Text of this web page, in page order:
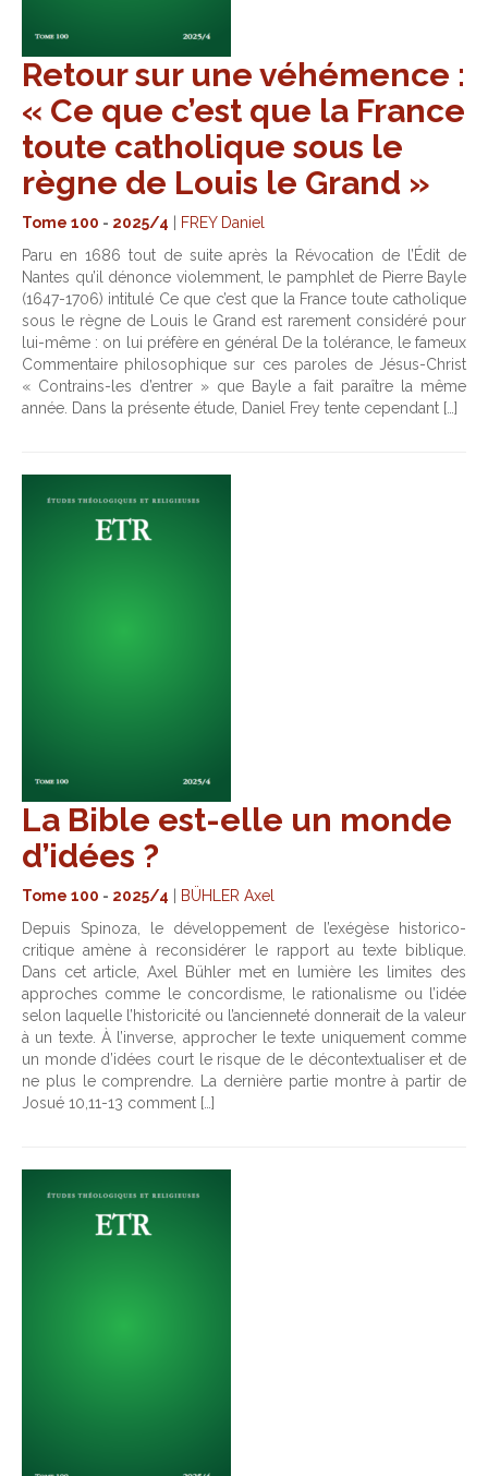
Retour sur une véhémence :
« Ce que c’est que la France
toute catholique sous le
règne de Louis le Grand »
Tome 100 - 2025/4
FREY Daniel
Paru en 1686 tout de suite après la Révocation de l’Édit de
Nantes qu’il dénonce violemment, le pamphlet de Pierre Bayle
(1647-1706) intitulé Ce que c’est que la France toute catholique
sous le règne de Louis le Grand est rarement considéré pour
lui-même : on lui préfère en général De la tolérance, le fameux
Commentaire philosophique sur ces paroles de Jésus-Christ
« Contrains-les d’entrer » que Bayle a fait paraître la même
année. Dans la présente étude, Daniel Frey tente cependant […]
La Bible est-elle un monde
d’idées ?
Tome 100 - 2025/4
BÜHLER Axel
Depuis Spinoza, le développement de l’exégèse historico-
critique amène à reconsidérer le rapport au texte biblique.
Dans cet article, Axel Bühler met en lumière les limites des
approches comme le concordisme, le rationalisme ou l’idée
selon laquelle l’historicité ou l’ancienneté donnerait de la valeur
à un texte. À l’inverse, approcher le texte uniquement comme
un monde d’idées court le risque de le décontextualiser et de
ne plus le comprendre. La dernière partie montre à partir de
Josué 10,11-13 comment […]